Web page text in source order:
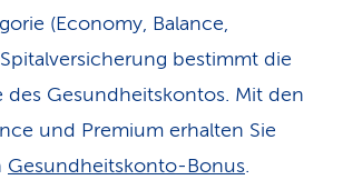
(Economy, Balance,
bestimmt die
des Gesundheitskontos. Mit den
und Premium erhalten Sie
Gesundheitskonto-Bonus.